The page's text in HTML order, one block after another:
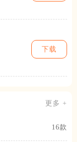
下载
更多 +
16款